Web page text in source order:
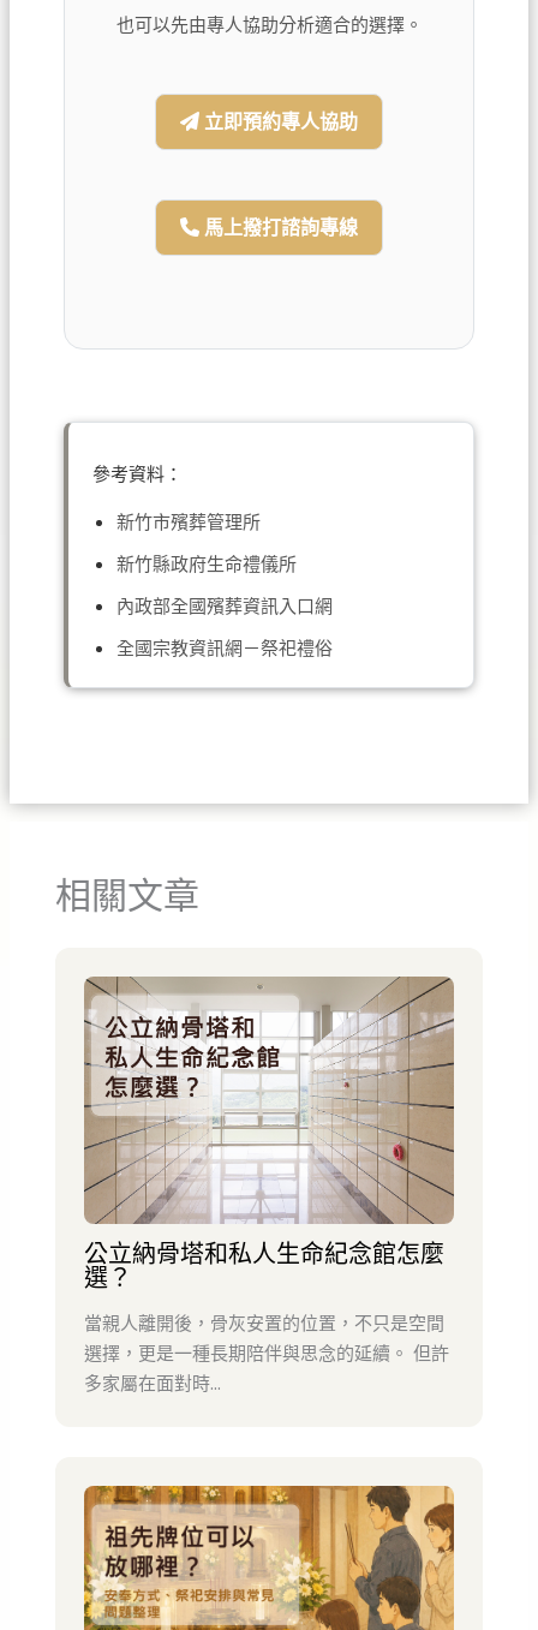
也可以先由專人協助分析適合的選擇。
立即預約專人協助
馬上撥打諮詢專線
參考資料：
新竹市殯葬管理所
新竹縣政府生命禮儀所
內政部全國殯葬資訊入口網
全國宗教資訊網－祭祀禮俗
相關文章
公立納骨塔和私人生命紀念館怎麼
選？
當親人離開後，骨灰安置的位置，不只是空間
選擇，更是一種長期陪伴與思念的延續。 但許
多家屬在面對時...